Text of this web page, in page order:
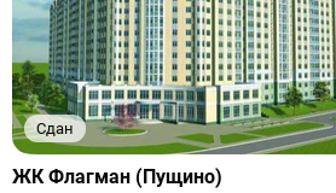
Сдан
Ссылка
ЖК Флагман (Пущино)